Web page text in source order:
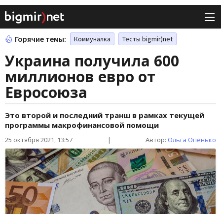
Горячие темы: Коммуналка Тесты bigmir)net
Украина получила 600
миллионов евро от
Евросоюза
Это второй и последний транш в рамках текущей
программы макрофинансовой помощи
25 октября 2021, 13:57 | Автор: Ольга Опенько